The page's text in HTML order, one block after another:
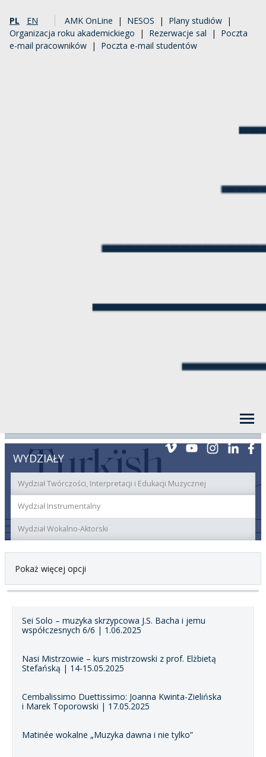
PL EN AMK OnLine | NESOS | Plany studiów |
Organizacja roku akademickiego | Rezerwacje sal | Poczta
e-mail pracowników | Poczta e-mail studentów
WYDZIAŁY
Wydział Twórczości, Interpretacji i Edukacji Muzycznej
Wydział Instrumentalny
Wydział Wokalno-Aktorski
Pokaż więcej opcji
Sei Solo – muzyka skrzypcowa J.S. Bacha i jemu
współczesnych 6/6 | 1.06.2025
Nasi Mistrzowie – kurs mistrzowski z prof. Elżbietą
Stefańską | 14-15.05.2025
Cembalissimo Duettissimo: Joanna Kwinta-Zielińska
i Marek Toporowski | 17.05.2025
Matinée wokalne „Muzyka dawna i nie tylko”